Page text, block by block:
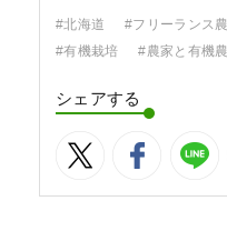
#北海道
#フリーランス
#有機栽培
#農家と有機
シェアする